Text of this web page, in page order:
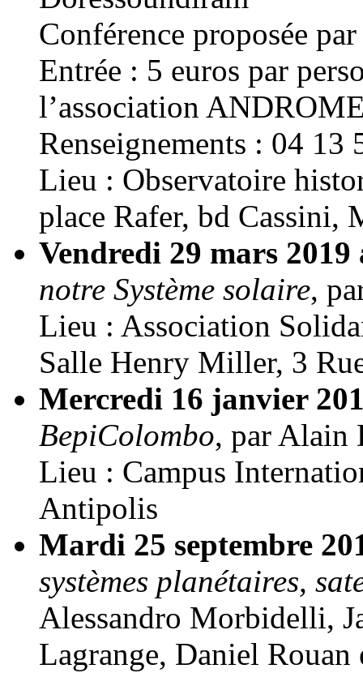
Conférence proposée
Entrée : 5 euros par
l’association
Renseignements : 04 13
Lieu : Observatoire
place Rafer, bd Cassini,
Vendredi 29 mars
notre Système solaire,
Lieu : Association
Salle Henry Miller, 3
Mercredi 16 janvier
BepiColombo, par Alain
Lieu : Campus
Antipolis
Mardi 25 septembre
systèmes planétaires,
Alessandro Morbidelli,
Lagrange, Daniel Rouan